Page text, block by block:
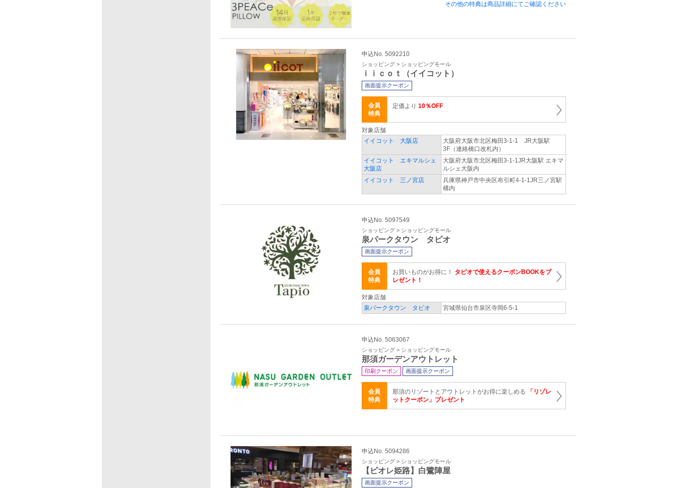
その他の特典は商品詳細にてご確認ください
申込No. 5092210
ショッピング > ショッピングモール
ｉｉｃｏｔ（イイコット）
画面提示クーポン
会員
特典
定価より 10％OFF
対象店舗
イイコット 大阪店
大阪府大阪市北区梅田3-1-1 JR大阪駅
3F（連絡橋口改札内）
イイコット エキマルシェ
大阪店
大阪府大阪市北区梅田3-1-1JR大阪駅 エキマ
ルシェ大阪内
イイコット 三ノ宮店
兵庫県神戸市中央区布引町4-1-1JR三ノ宮駅
構内
申込No. 5097549
ショッピング > ショッピングモール
泉パークタウン タピオ
画面提示クーポン
会員
特典
お買いものがお得に！ タピオで使えるクーポンBOOKをプ
レゼント！
対象店舗
泉パークタウン タピオ
宮城県仙台市泉区寺岡6-5-1
申込No. 5063067
ショッピング > ショッピングモール
那須ガーデンアウトレット
印刷クーポン 画面提示クーポン
会員
特典
那須のリゾートとアウトレットがお得に楽しめる
「リゾレ
ットクーポン」プレゼント
申込No. 5094286
ショッピング > ショッピングモール
【ピオレ姫路】白鷺陣屋
画面提示クーポン